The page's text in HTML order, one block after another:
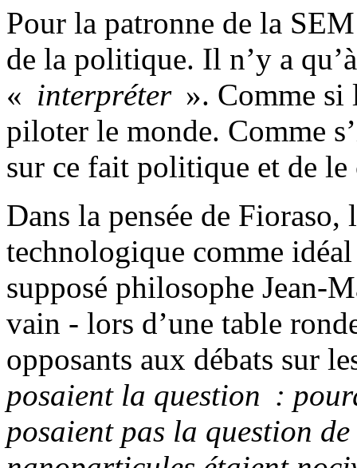
Pour la patronne de la
de la politique. Il n’y a
« interpréter». Comme si
piloter le monde. Comme
sur ce fait politique et de le
Dans la pensée de
technologique comme
supposé philosophe Jean-
vain - lors d’une table
opposants aux débats sur
posaient la question :
posaient pas la question